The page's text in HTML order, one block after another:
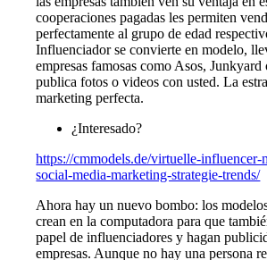
cooperaciones pagadas les permiten
perfectamente al grupo de edad
Influenciador se convierte en modelo,
empresas famosas como Asos,
publica fotos o videos con usted. La
marketing perfecta.
¿Interesado?
https://cmmodels.de/virtuelle-influencer-
social-media-marketing-strategie-trends/
Ahora hay un nuevo bombo: los
crean en la computadora para que
papel de influenciadores y hagan
empresas. Aunque no hay una persona